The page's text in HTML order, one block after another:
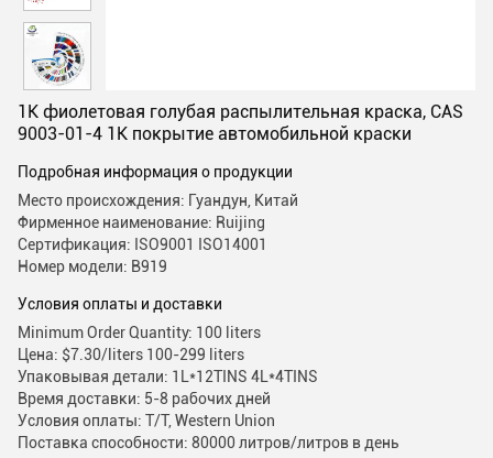
1K фиолетовая голубая распылительная краска, CAS
9003-01-4 1K покрытие автомобильной краски
Подробная информация о продукции
Место происхождения: Гуандун, Китай
Фирменное наименование: Ruijing
Сертификация: ISO9001 ISO14001
Номер модели: B919
Условия оплаты и доставки
Minimum Order Quantity: 100 liters
Цена: $7.30/liters 100-299 liters
Упаковывая детали: 1L*12TINS 4L*4TINS
Время доставки: 5-8 рабочих дней
Условия оплаты: T/T, Western Union
Поставка способности: 80000 литров/литров в день